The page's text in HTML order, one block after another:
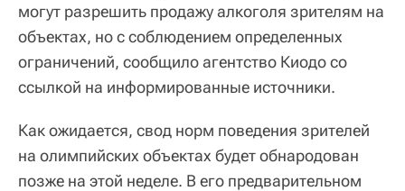
могут разрешить продажу алкоголя зрителям на
объектах, но с соблюдением определенных
ограничений, сообщило агентство Киодо со
ссылкой на информированные источники.
Как ожидается, свод норм поведения зрителей
на олимпийских объектах будет обнародован
позже на этой неделе. В его предварительном